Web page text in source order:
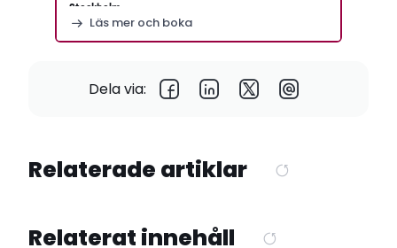
Stockholm
Läs mer och boka
Dela via:
Relaterade artiklar
Relaterat innehåll